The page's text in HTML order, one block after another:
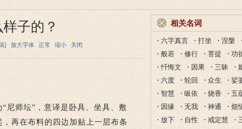
子的？
] 放大字体 正常 缩小 关闭
师坛”，意译是卧具、坐具、敷
再在布料的四边加贴上一层布条
相关名词
六字真言 打坐 涅槃
般若
修行 菩提
功
忏悔文
因果 三昧
六度
轮回 众生
娑
智慧
皈依 烧香
五
因缘
无我 神通
烦
放下
自性 戒定慧